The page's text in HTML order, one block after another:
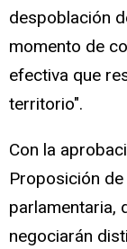
despoblación
momento de
efectiva que
territorio".
Con la
Proposición
parlamentaria,
negociarán